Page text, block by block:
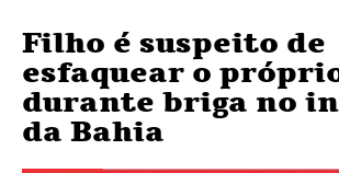
Filho é suspeito de
esfaquear o
durante briga no
da Bahia